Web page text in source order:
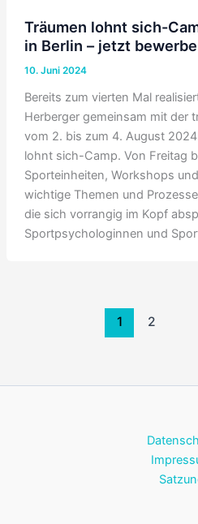
Träumen lohnt sich-
in Berlin – jetzt
10. Juni 2024
Bereits zum vierten Mal
Herberger gemeinsam mit der
vom 2. bis zum 4. August
lohnt sich-Camp. Von Freitag
Sporteinheiten, Workshops
wichtige Themen und
die sich vorrangig im Kopf
Sportpsychologinnen und
1 2